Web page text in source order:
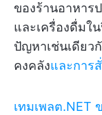
ของร้านอาหาร
และเครื่องดื่มใ
ปัญหาเช่นเดีย
คงคลังและการ
เทมเพลต.NET